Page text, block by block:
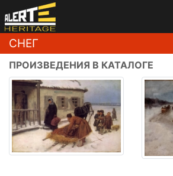
СНЕГ
ПРОИЗВЕДЕНИЯ В КАТАЛОГЕ